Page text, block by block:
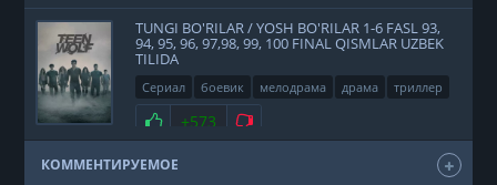
TUNGI BO'RILAR / YOSH BO'RILAR 1-6 FASL 93,
94, 95, 96, 97,98, 99, 100 FINAL QISMLAR UZBEK
TILIDA
Сериал боевик мелодрама драма
триллер
фэнтези
США 2011
Нравится
+573 Не нравится
КОММЕНТИРУЕМОЕ